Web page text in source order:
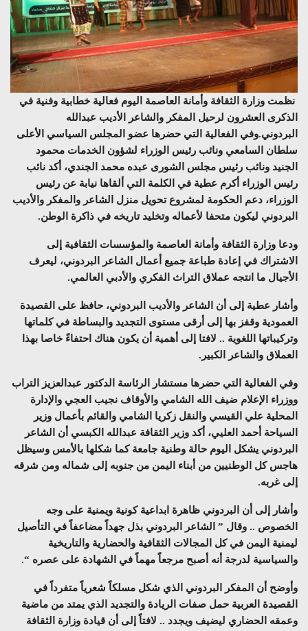
نظمت وزارة الثقافة وأمانة العاصمة اليوم فعالية خطابية وفنية في
الذكرى العشرون لرحيل المفكر والشاعر الأديب عبدالله
البردوني.وفي الفعالية التي حضرها عضو المجلس السياسي الأعلى
سلطان السامعي ونائب رئيس الوزراء لشؤون الخدمات محمود
الجنيد ونائب رئيس مجلس الشورى عبده محمد الجندي، أكد نائب
رئيس الوزراء أكرم عطية في الكلمة التي ألقاها نيابة عن رئيس
الوزراء، دعم الحكومة لمشروع تحويل منزل الشاعر والمفكر والأديب
البردوني ليكون متحفا لأعماله وتخليد تاريخه في ذاكرة الوطن.
ودعا وزارة الثقافة وأمانة العاصمة والمؤسسات الثقافية إلى
الاشتراك في إعادة طباعة جميع أعمال الشاعر البردوني، ليعرف
الأجيال ما انتجه عملاق التراث الفكري والأدبي العالمي.
وأشار عطية إلى أن الشاعر والأديب البردوني، حافظ على القصيدة
العمودية وقفز بها إلى أرقى مستوى التجديد والبساطة في كلماتها
وتركيباتها اللغوية .. لافتا إلى أهمية أن يكون هناك احتفاءً خاصا بهذا
العملاق والشاعر الكبير.
وفي الفعالية التي حضرها مستشار الرئاسة الدكتور عبدالعزيز التراب
ووزراء الإعلام ضيف الله الشامي والأوقاف نجيب العجي والإدارة
المحلية علي القيسي والنقل زكريا الشامي والقائم بأعمال وزير
السياحة أحمد العليي، أكد وزير الثقافة عبدالله الكبسي أن الشاعر
البردوني يشكل اليوم حالة وطنية جامعة كما شكلها بالأمس وسيظل
هاجس كل الوطنيين من أبناء اليمن من جنوبه إلى شماله ومن شرقه
إلى غربه.
وأشار إلى أن البردوني ظاهرة ابداعية كونية ويمنية على وجه
الخصوص .. وقال ” الشاعر البردوني بذل جهداً مضاعفاً في التأصيل
ليمنية اليمن في كل المجالات الثقافية والحضارية والتاريخية
والسياسية لدرجة أنه أصبح مرجعاً مهماً في الشهادة على عصره “.
وأوضح أن المفكر البردوني الذي شكل مسلكاً شعرياً متفرداً في
القصيدة العربية حمل صفات الريادة والتجديد الذي يمتد من ماضية
وعمقه الحضاري ليضيف ويجدد .. لافتاً إلى أن قيادة وزارة الثقافة